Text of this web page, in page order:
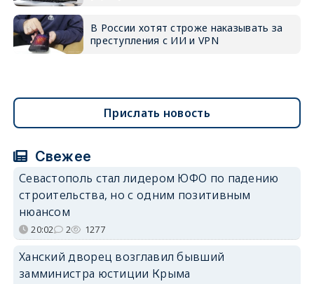
В России хотят строже наказывать за
преступления с ИИ и VPN
Прислать новость
Свежее
Севастополь стал лидером ЮФО по падению
строительства, но с одним позитивным
нюансом
20:02 2 1277
Ханский дворец возглавил бывший
замминистра юстиции Крыма